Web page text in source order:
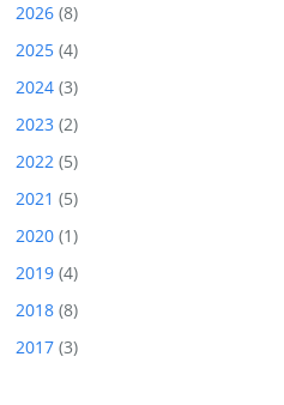
2026(8)
2025(4)
2024(3)
2023(2)
2022(5)
2021 (5)
2020(1)
2019(4)
2018(8)
2017(3)